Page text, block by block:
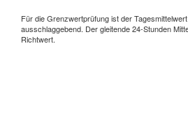
Für die Grenzwertprüfung ist der
ausschlaggebend. Der gleitende 24-Stunden
Richtwert.